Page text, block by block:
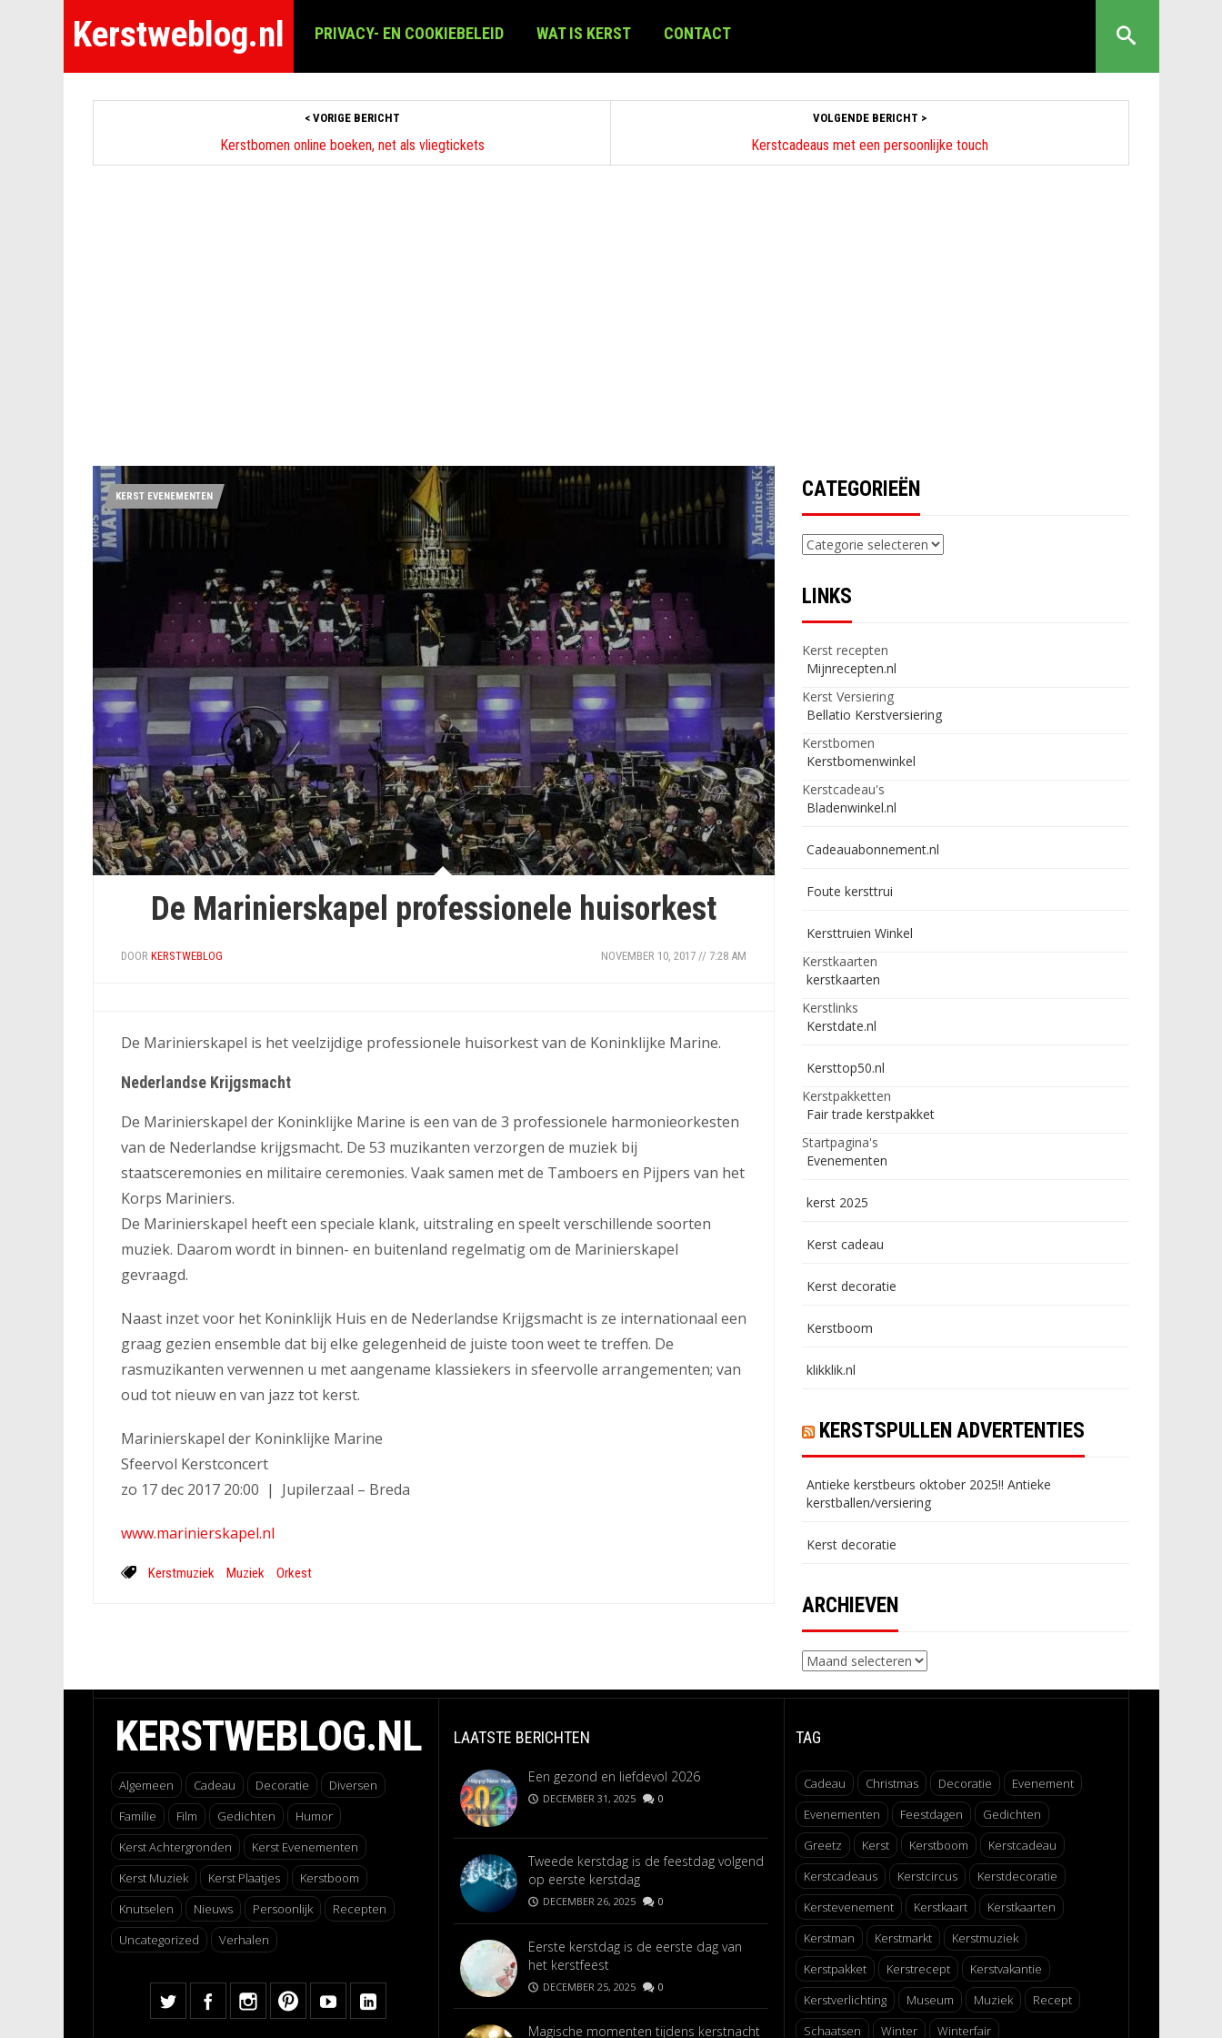
Kerstweblog.nl PRIVACY- EN COOKIEBELEID WAT IS KERST CONTACT
< VORIGE BERICHT
Kerstbomen online boeken, net als vliegtickets
VOLGENDE BERICHT >
Kerstcadeaus met een persoonlijke touch
KERST EVENEMENTEN
De Marinierskapel professionele huisorkest
DOOR KERSTWEBLOG NOVEMBER 10, 2017 // 7:28 AM
De Marinierskapel is het veelzijdige professionele huisorkest van de Koninklijke Marine.
Nederlandse Krijgsmacht
De Marinierskapel der Koninklijke Marine is een van de 3 professionele harmonieorkesten
van de Nederlandse krijgsmacht. De 53 muzikanten verzorgen de muziek bij
staatsceremonies en militaire ceremonies. Vaak samen met de Tamboers en Pijpers van het
Korps Mariniers.
De Marinierskapel heeft een speciale klank, uitstraling en speelt verschillende soorten
muziek. Daarom wordt in binnen- en buitenland regelmatig om de Marinierskapel
gevraagd.
Naast inzet voor het Koninklijk Huis en de Nederlandse Krijgsmacht is ze internationaal een
graag gezien ensemble dat bij elke gelegenheid de juiste toon weet te treffen. De
rasmuzikanten verwennen u met aangename klassiekers in sfeervolle arrangementen; van
oud tot nieuw en van jazz tot kerst.
Marinierskapel der Koninklijke Marine
Sfeervol Kerstconcert
zo 17 dec 2017 20:00 | Jupilerzaal – Breda
www.marinierskapel.nl
Kerstmuziek Muziek Orkest
CATEGORIEËN
Categorieën
LINKS
Kerst recepten
Mijnrecepten.nl
Kerst Versiering
Bellatio Kerstversiering
Kerstbomen
Kerstbomenwinkel
Kerstcadeau's
Bladenwinkel.nl
Cadeauabonnement.nl
Foute kersttrui
Kersttruien Winkel
Kerstkaarten
kerstkaarten
Kerstlinks
Kerstdate.nl
Kersttop50.nl
Kerstpakketten
Fair trade kerstpakket
Startpagina's
Evenementen
kerst 2025
Kerst cadeau
Kerst decoratie
Kerstboom
klikklik.nl
KERSTSPULLEN ADVERTENTIES
Antieke kerstbeurs oktober 2025!! Antieke
kerstballen/versiering
Kerst decoratie
ARCHIEVEN
Archieven
KERSTWEBLOG.NL
Algemeen Cadeau Decoratie
Diversen
Familie
Film Gedichten
Humor
Kerst Achtergronden
Kerst Evenementen
Kerst Muziek
Kerst Plaatjes
Kerstboom
Knutselen
Nieuws Persoonlijk
Recepten
Uncategorized
Verhalen
LAATSTE BERICHTEN
Een gezond en liefdevol 2026
DECEMBER 31, 2025 0
Tweede kerstdag is de feestdag volgend
op eerste kerstdag
DECEMBER 26, 2025 0
Eerste kerstdag is de eerste dag van
het kerstfeest
DECEMBER 25, 2025 0
Magische momenten tijdens kerstnacht
TAG
Cadeau Christmas Decoratie
Evenement
Evenementen
Feestdagen
Gedichten
Greetz
Kerst Kerstboom
Kerstcadeau
Kerstcadeaus
Kerstcircus
Kerstdecoratie
Kerstevenement
Kerstkaart
Kerstkaarten
Kerstman
Kerstmarkt
Kerstmuziek
Kerstpakket
Kerstrecept
Kerstvakantie
Kerstverlichting
Museum Muziek
Recept
Schaatsen
Winter Winterfair